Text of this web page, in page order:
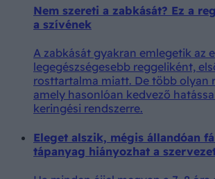
Nem szereti a zabkását? Ez a
a szívének
A zabkását gyakran emlegetik az
legegészségesebb reggeliként,
rosttartalma miatt. De több olyan
amely hasonlóan kedvező
keringési rendszerre.
Eleget alszik, mégis állandóan
tápanyag hiányozhat a